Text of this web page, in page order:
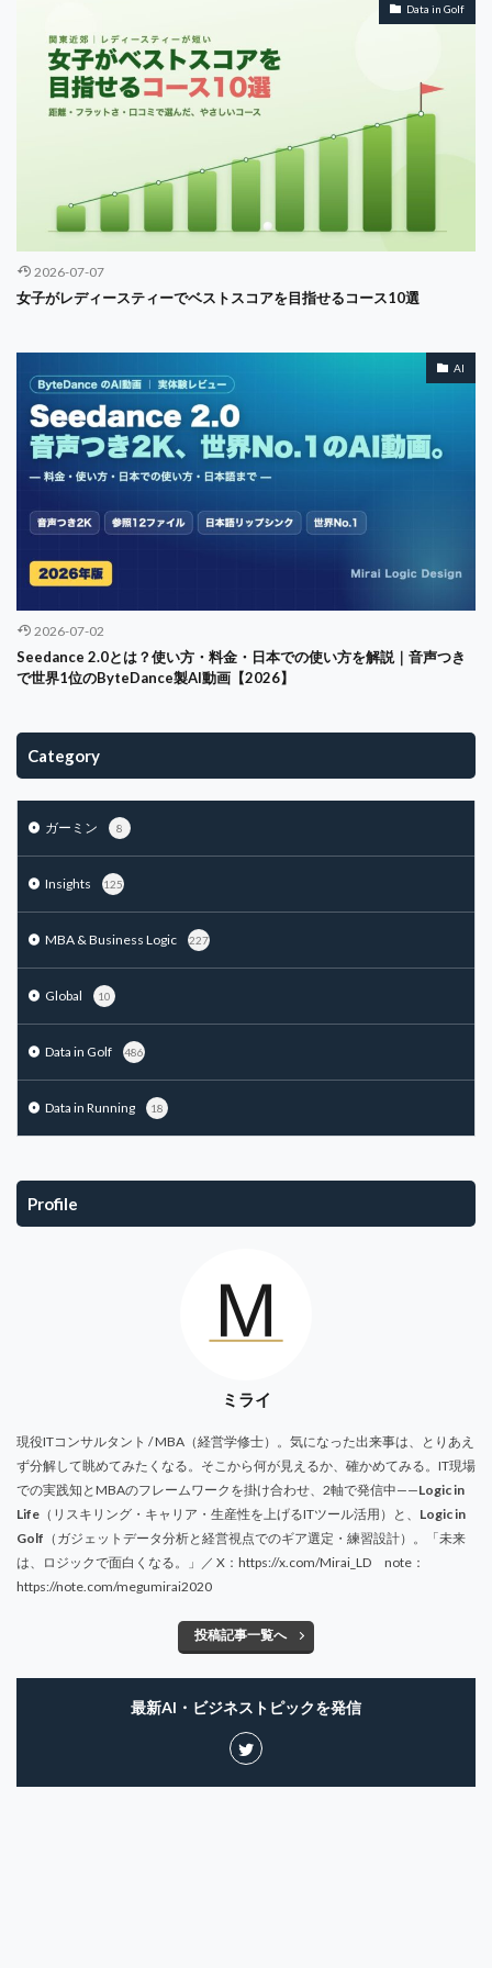
あやめコース
おすすめコース
お金の話し
ふるさと納税 ゴルフ
まとめ
みずえGOLFガーデン
アニメ
アンゾフ
イシュー
インターネット
インテグリティ
インドアゴルフ
エコシステム
エンゲージメント
エンタープライズ
検索
Data in Golf
2026-07-07
女子がレディースティーでベストスコアを目指せるコース10選
AI
2026-07-02
Seedance 2.0とは？使い方・料金・日本での使い方を解説｜音声つき
で世界1位のByteDance製AI動画【2026】
Category
ガーミン 8
Insights 125
MBA & Business Logic 227
Global 10
Data in Golf 486
Data in Running 18
Profile
ミライ
現役ITコンサルタント / MBA（経営学修士）。気になった出来事は、とりあえ
ず分解して眺めてみたくなる。そこから何が見えるか、確かめてみる。IT現場
での実践知とMBAのフレームワークを掛け合わせ、2軸で発信中——Logic in
Life （リスキリング・キャリア・生産性を上げるITツール活用）と、 Logic in
Golf （ガジェットデータ分析と経営視点でのギア選定・練習設計）。「未来
は、ロジックで面白くなる。」／ X：https://x.com/Mirai_LD note：
https://note.com/megumirai2020
投稿記事一覧へ
最新AI・ビジネストピックを発信